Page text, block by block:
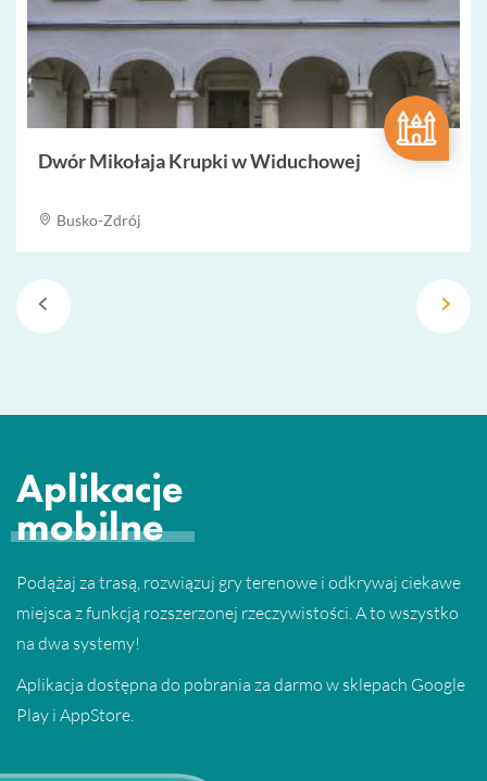
Dwór Mikołaja Krupki w Widuchowej
Busko-Zdrój
Aplikacje
mobilne
Podążaj za trasą, rozwiązuj gry terenowe i odkrywaj ciekawe
miejsca z funkcją rozszerzonej rzeczywistości. A to wszystko
na dwa systemy!
Aplikacja dostępna do pobrania za darmo w sklepach Google
Play i AppStore.